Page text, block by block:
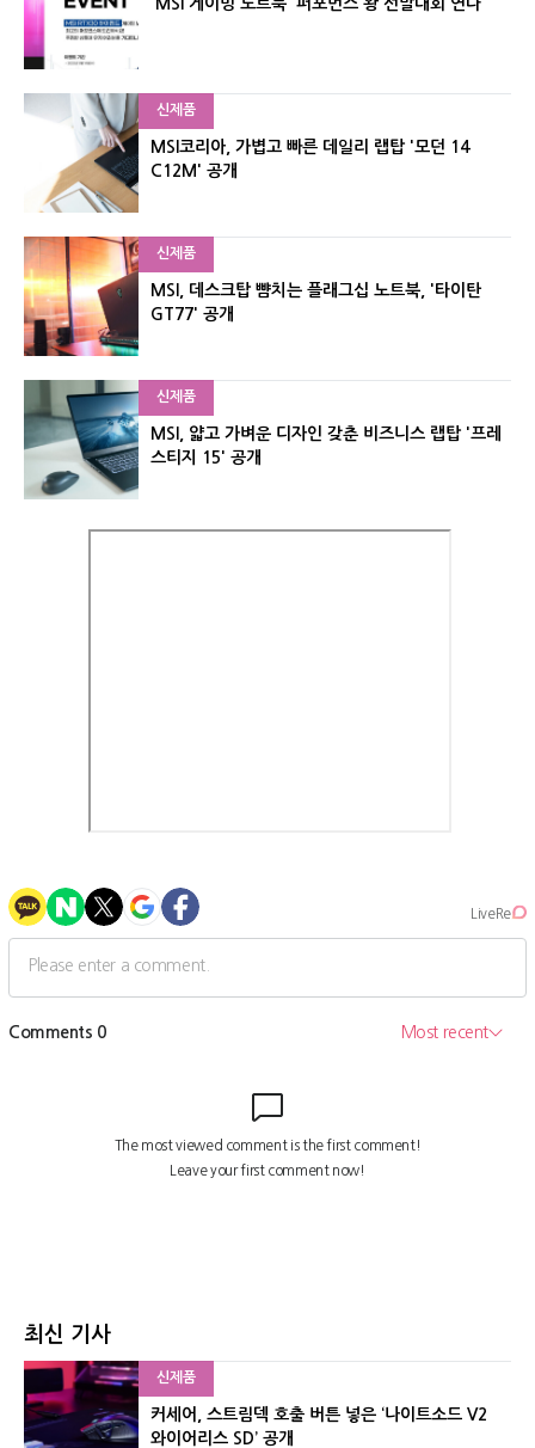
신제품
MSI코리아, 가볍고 빠른 데일리 랩탑 '모던 14
C12M' 공개
신제품
MSI, 데스크탑 뺨치는 플래그십 노트북, '타이탄
GT77' 공개
신제품
MSI, 얇고 가벼운 디자인 갖춘 비즈니스 랩탑 '프레
스티지 15' 공개
최신 기사
신제품
커세어, 스트림덱 호출 버튼 넣은 ‘나이트소드 V2
와이어리스 SD’ 공개